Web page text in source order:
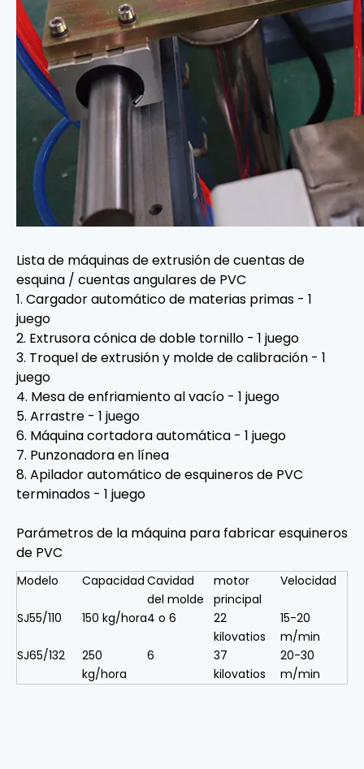
Lista de máquinas de extrusión de cuentas de
esquina / cuentas angulares de PVC
1. Cargador automático de materias primas - 1
juego
2. Extrusora cónica de doble tornillo - 1 juego
3. Troquel de extrusión y molde de calibración - 1
juego
4. Mesa de enfriamiento al vacío - 1 juego
5. Arrastre - 1 juego
6. Máquina cortadora automática - 1 juego
7. Punzonadora en línea
8. Apilador automático de esquineros de PVC
terminados - 1 juego
Parámetros de la máquina para fabricar esquineros
de PVC
Modelo Capacidad Cavidad
del molde
motor
principal
Velocidad
SJ55/110 150 kg/hora4 o 6
22
kilovatios
15-20
m/min
SJ65/132
250
kg/hora
6
37
kilovatios
20-30
m/min